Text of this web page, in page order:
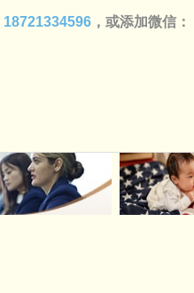
18721334596 ，或添加微信：